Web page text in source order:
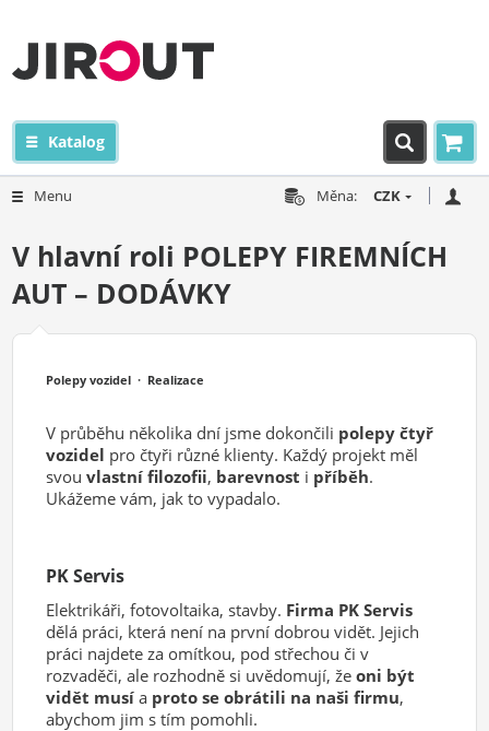
Katalog
Menu Měna: CZK
V hlavní roli POLEPY FIREMNÍCH
AUT – DODÁVKY
Polepy vozidel · Realizace
V průběhu několika dní jsme dokončili polepy čtyř
vozidel pro čtyři různé klienty. Každý projekt měl
svou vlastní filozofii, barevnost i příběh.
Ukážeme vám, jak to vypadalo.
PK Servis
Elektrikáři, fotovoltaika, stavby. Firma PK Servis
dělá práci, která není na první dobrou vidět. Jejich
práci najdete za omítkou, pod střechou či v
rozvaděči, ale rozhodně si uvědomují, žeoni být
vidět musía proto se obrátili na naši firmu,
abychom jim s tím pomohli.